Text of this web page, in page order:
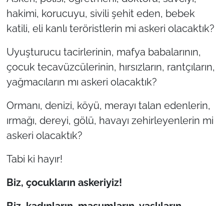
hakimi, korucuyu, sivili şehit eden, bebek
katili, eli kanlı teröristlerin mi askeri olacaktık?
Uyuşturucu tacirlerinin, mafya babalarının,
çocuk tecavüzcülerinin, hırsızların, rantçıların,
yağmacıların mı askeri olacaktık?
Ormanı, denizi, köyü, merayı talan edenlerin,
ırmağı, dereyi, gölü, havayı zehirleyenlerin mi
askeri olacaktık?
Tabi ki hayır!
Biz, çocukların askeriyiz!
Magazin
İş Dünyası
Bilim Teknoloji
English News
Canlı Maç
Finans
Genel-A
Gündem-Eğitim